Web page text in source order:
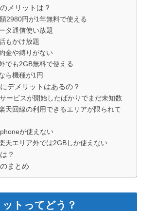
メリットは？
2980円が1年無料で使える
タ通信使い放題
もかけ放題
金や縛りがない
でも2GB無料で使える
ら機種が1円
デメリットはあるの？
ービスが開始したばかりでまだ未知数
天回線の利用できるエリアが限られて
が使えない
天エリア外では2GBしか使えない
？
まとめ
トってどう？